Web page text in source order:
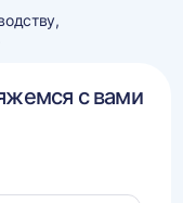
с вами